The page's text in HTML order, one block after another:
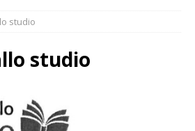
studio
studio